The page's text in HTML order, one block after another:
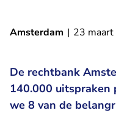
Amsterdam | 23
De rechtbank
140.000 uitspraken
we 8 van de